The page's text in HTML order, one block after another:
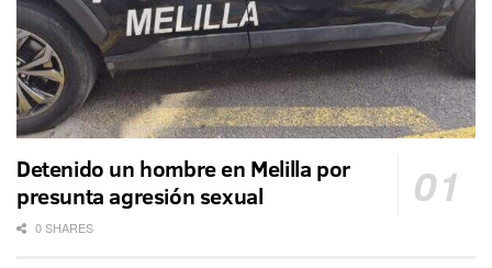
Detenido un hombre en Melilla por
presunta agresión sexual
0 SHARES